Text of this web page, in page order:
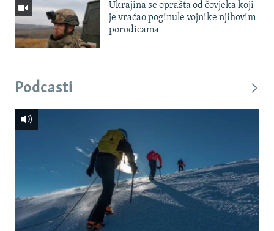
Ukrajina se oprašta od čovjeka koji
je vraćao poginule vojnike njihovim
porodicama
Podcasti